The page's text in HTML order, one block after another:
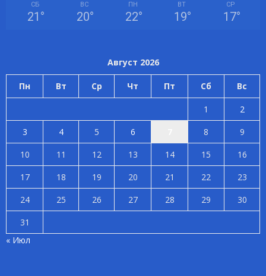
СБ
21 °
ВС
20°
ПН
22°
ВТ
19°
СР
17°
Август 2026
Пн Вт Ср Чт Пт Сб Вс
1
2
3
4 5 6 8
9
10
11 12 13 14 15
16
17
18 19 20 21 22
23
24
25 26 27 28 29
30
31
« Июл